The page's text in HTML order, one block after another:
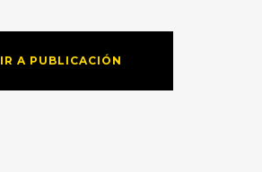
IR A PUBLICACIÓN